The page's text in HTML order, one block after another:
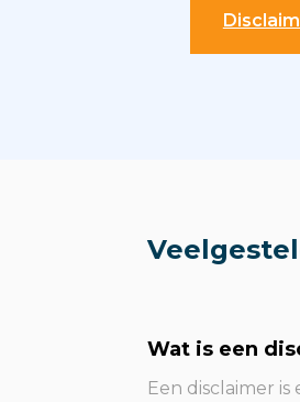
Wat is een
Een disclaimer